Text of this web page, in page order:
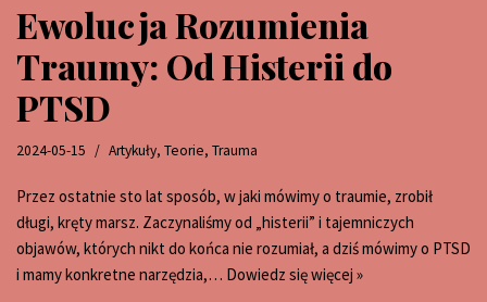
Ewolucja Rozumienia
Traumy: Od Histerii do
PTSD
2024-05-15 Artykuły, Teorie, Trauma
Przez ostatnie sto lat sposób, w jaki mówimy o traumie, zrobił
długi, kręty marsz. Zaczynaliśmy od „histerii” i tajemniczych
objawów, których nikt do końca nie rozumiał, a dziś mówimy o PTSD
i mamy konkretne narzędzia,… Dowiedz się więcej »